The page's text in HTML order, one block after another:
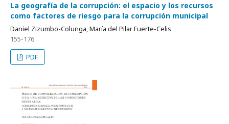
La geografía de la corrupción: el espacio y los recursos
como factores de riesgo para la corrupción municipal
Daniel Zizumbo-Colunga, María del Pilar Fuerte-Celis
155-176
PDF